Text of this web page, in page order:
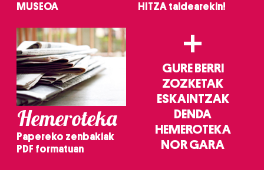
MUSEOA
HITZA taldearekin!
Hemeroteka
Papereko zenbakiak
PDF formatuan
+
GURE BERRI
ZOZKETAK
ESKAINTZAK
DENDA
HEMEROTEKA
NOR GARA